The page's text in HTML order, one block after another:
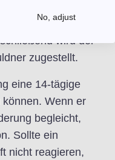
samt
der offiziellen
wird der
zugestellt.
eine 14-tägige
Wenn er
begleicht,
Sollte ein
nicht reagieren,
No, adjust